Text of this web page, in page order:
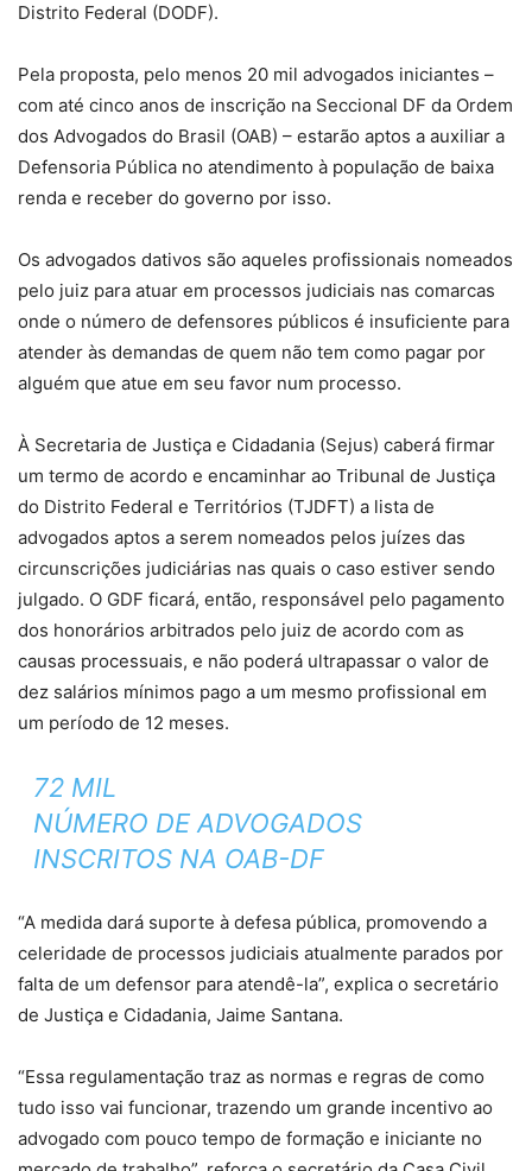
Distrito Federal (DODF).
Pela proposta, pelo menos 20 mil advogados iniciantes –
com até cinco anos de inscrição na Seccional DF da Ordem
dos Advogados do Brasil (OAB) – estarão aptos a auxiliar a
Defensoria Pública no atendimento à população de baixa
renda e receber do governo por isso.
Os advogados dativos são aqueles profissionais nomeados
pelo juiz para atuar em processos judiciais nas comarcas
onde o número de defensores públicos é insuficiente para
atender às demandas de quem não tem como pagar por
alguém que atue em seu favor num processo.
À Secretaria de Justiça e Cidadania (Sejus) caberá firmar
um termo de acordo e encaminhar ao Tribunal de Justiça
do Distrito Federal e Territórios (TJDFT) a lista de
advogados aptos a serem nomeados pelos juízes das
circunscrições judiciárias nas quais o caso estiver sendo
julgado. O GDF ficará, então, responsável pelo pagamento
dos honorários arbitrados pelo juiz de acordo com as
causas processuais, e não poderá ultrapassar o valor de
dez salários mínimos pago a um mesmo profissional em
um período de 12 meses.
72 MIL
NÚMERO DE ADVOGADOS
INSCRITOS NA OAB-DF
“A medida dará suporte à defesa pública, promovendo a
celeridade de processos judiciais atualmente parados por
falta de um defensor para atendê-la”, explica o secretário
de Justiça e Cidadania, Jaime Santana.
“Essa regulamentação traz as normas e regras de como
tudo isso vai funcionar, trazendo um grande incentivo ao
advogado com pouco tempo de formação e iniciante no